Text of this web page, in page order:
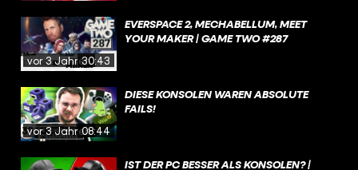
vor 3 Jahren30:43
EVERSPACE 2, MECHABELLUM, MEET
YOUR MAKER | GAME TWO #287
vor 3 Jahren08:44
DIESE KONSOLEN WAREN ABSOLUTE
FAILS!
IST DER PC BESSER ALS KONSOLEN? |